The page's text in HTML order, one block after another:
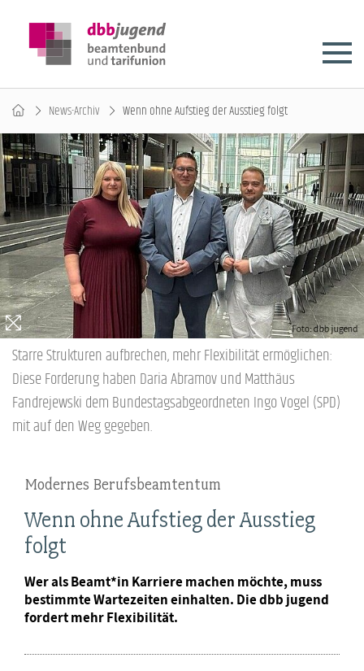
News-Archiv Wenn ohne Aufstieg der Ausstieg folgt
Starre Strukturen aufbrechen, mehr Flexibilität ermöglichen:
Diese Forderung haben Daria Abramov und Matthäus
Fandrejewski dem Bundestagsabgeordneten Ingo Vogel (SPD)
mit auf den Weg gegeben.
Modernes Berufsbeamtentum
Wenn ohne Aufstieg der Ausstieg
folgt
Wer als Beamt*in Karriere machen möchte, muss
bestimmte Wartezeiten einhalten. Die dbb jugend
fordert mehr Flexibilität.